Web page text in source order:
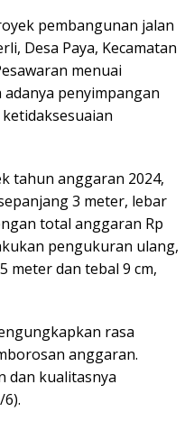
pembangunan jalan
Desa Paya, Kecamatan
menuai
penyimpangan
tahun anggaran 2024,
3 meter, lebar
total anggaran Rp
pengukuran ulang,
meter dan tebal 9 cm,
rasa
anggaran.
dan kualitasnya